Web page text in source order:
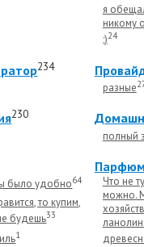
я
никому
;)24
234
разные
230
полный
было удобно64
то купим,
будешь33
1
Что не
можно.